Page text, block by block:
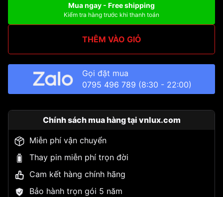
Mua ngay - Free shipping
Kiểm tra hàng trước khi thanh toán
THÊM VÀO GIỎ
Gọi đặt mua
0795 496 789 (8:30 - 22:00)
Chính sách mua hàng tại vnlux.com
Miễn phí vận chuyển
Thay pin miễn phí trọn đời
Cam kết hàng chính hãng
Bảo hành trọn gói 5 năm